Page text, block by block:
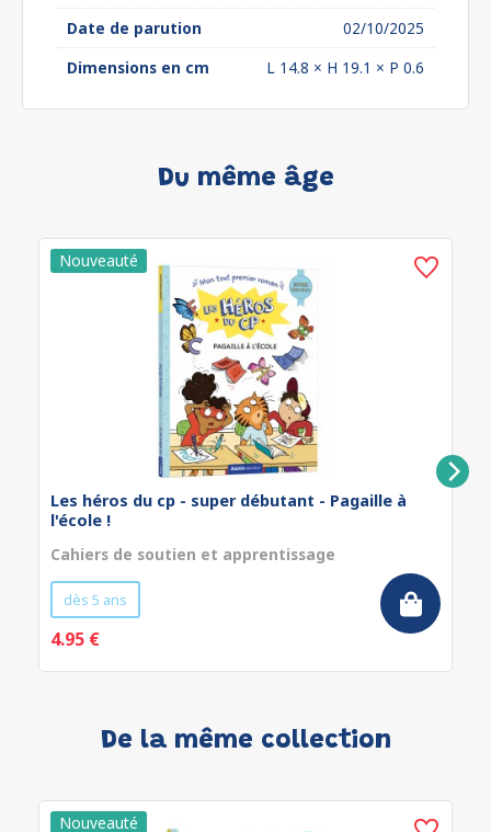
Date de parution
02/10/2025
Dimensions en cm
L 14.8 × H 19.1 × P 0.6
Du même âge
Les héros du cp - super débutant - Pagaille à
l'école !
Cahiers de soutien et apprentissage
dès 5 ans
4.95 €
De la même collection